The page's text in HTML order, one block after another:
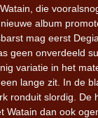
die
album
mag eerst
geen onverdeeld
variatie in het
lange zit. In de
ronduit slordig. De
Watain dan ook